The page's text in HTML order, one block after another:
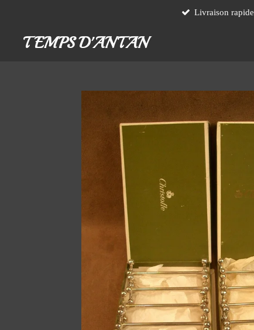
contenu
Livraison rapide
TEMPS D'ANTAN